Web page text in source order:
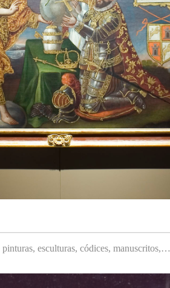
esculturas, códices, manuscritos,…